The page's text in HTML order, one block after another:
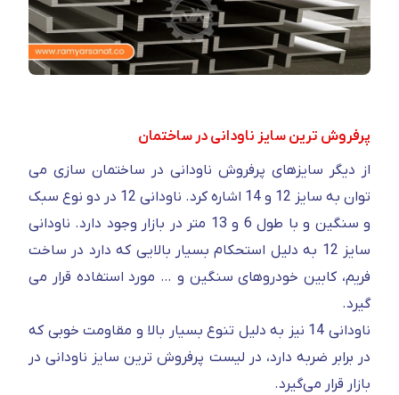
پرفروش ترین سایز ناودانی در ساختمان
از دیگر سایزهای پرفروش ناودانی در ساختمان سازی می
توان به سایز 12 و 14 اشاره کرد. ناودانی 12 در دو نوع سبک
و سنگین و با طول 6 و 13 متر در بازار وجود دارد. ناودانی
سایز 12 به دلیل استحکام بسیار بالایی که دارد در ساخت
فریم، کابین خودروهای سنگین و … مورد استفاده قرار می
گیرد.
ناودانی 14 نیز به دلیل تنوع بسیار بالا و مقاومت خوبی که
در برابر ضربه دارد، در لیست پرفروش ترین سایز ناودانی در
بازار قرار می‌گیرد.